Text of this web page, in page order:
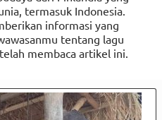
termasuk Indonesia.
informasi yang
tentang lagu
membaca artikel ini.